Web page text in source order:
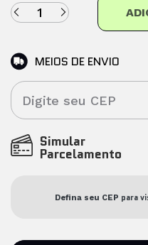
MEIOS DE ENVIO
Simular
Parcelamento
Defina seu CEP para